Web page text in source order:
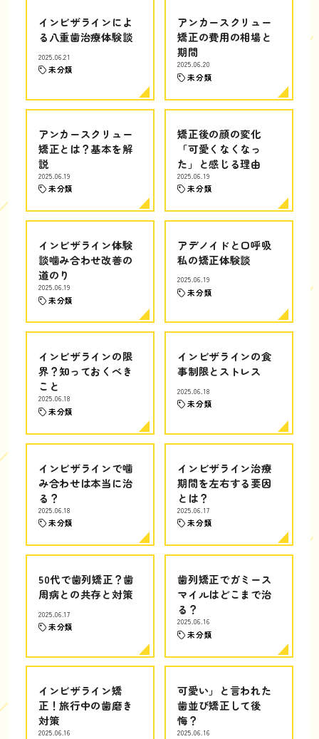
インビザラインによ
る八重歯治療体験談
2025.06.21
未分類
アンカースクリュー
矯正の費用の相場と
期間
2025.06.20
未分類
アンカースクリュー
矯正とは？基本を解
説
2025.06.19
未分類
矯正後の顔の変化
「可愛くなくなっ
た」と感じる理由
2025.06.19
未分類
インビザライン体験
談噛み合わせ改善の
道のり
2025.06.19
未分類
アデノイドと口呼吸
私の矯正体験談
2025.06.19
未分類
インビザラインの限
界？知っておくべき
こと
2025.06.18
未分類
インビザラインの食
事制限とストレス
2025.06.18
未分類
インビザラインで噛
み合わせは本当に治
る？
2025.06.18
未分類
インビザライン治療
期間を左右する要因
とは？
2025.06.17
未分類
50代で歯列矯正？歯
周病との共存と対策
2025.06.17
未分類
歯列矯正でガミース
マイルはどこまで治
る？
2025.06.16
未分類
インビザライン矯
正！旅行中の歯磨き
対策
2025.06.16
可愛い」と言われた
歯並び矯正して後
悔？
2025.06.16